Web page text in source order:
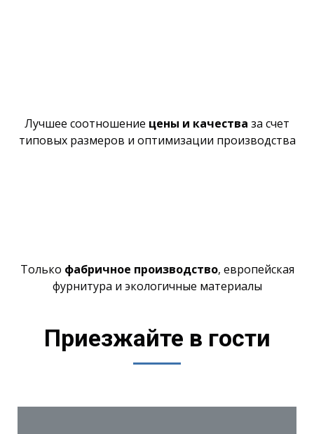
Лучшее соотношение цены и качества за счет
типовых размеров и оптимизации производства
Только фабричное производство, европейская
фурнитура и экологичные материалы
Приезжайте в гости